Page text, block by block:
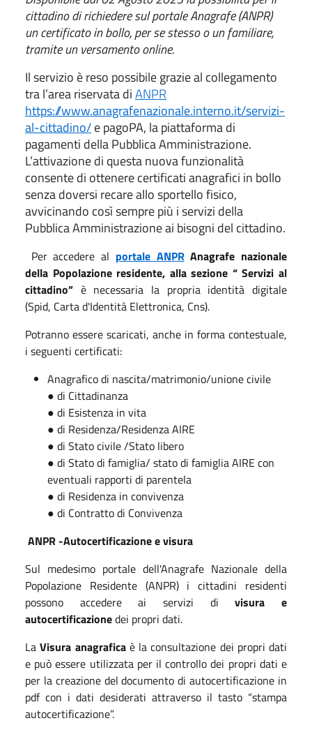
cittadino di richiedere sul portale Anagrafe (ANPR)
un certificato in bollo, per se stesso o un familiare,
tramite un versamento online.
Il servizio è reso possibile grazie al collegamento
tra l’area riservata diANPR
https://www.anagrafenazionale.interno.it/servizi-
al-cittadino/e pagoPA, la piattaforma di
pagamenti della Pubblica Amministrazione.
L’attivazione di questa nuova funzionalità
consente di ottenere certificati anagrafici in bollo
senza doversi recare allo sportello fisico,
avvicinando così sempre più i servizi della
Pubblica Amministrazione ai bisogni del cittadino.
Per accedere al portale ANPRAnagrafe nazionale
della Popolazione residente, alla sezione “ Servizi al
cittadino” è necessaria la propria identità digitale
(Spid, Carta d'Identità Elettronica, Cns).
Potranno essere scaricati, anche in forma contestuale,
i seguenti certificati:
Anagrafico di nascita/matrimonio/unione civile
● di Cittadinanza
● di Esistenza in vita
● di Residenza/Residenza AIRE
● di Stato civile /Stato libero
● di Stato di famiglia/ stato di famiglia AIRE con
eventuali rapporti di parentela
● di Residenza in convivenza
● di Contratto di Convivenza
ANPR -Autocertificazione e visura
Sul medesimo portale dell'Anagrafe Nazionale della
Popolazione Residente (ANPR) i cittadini residenti
possono accedere ai servizi divisura e
autocertificazionedei propri dati.
LaVisura anagrafica è la consultazione dei propri dati
e può essere utilizzata per il controllo dei propri dati e
per la creazione del documento di autocertificazione in
pdf con i dati desiderati attraverso il tasto “stampa
autocertificazione”.